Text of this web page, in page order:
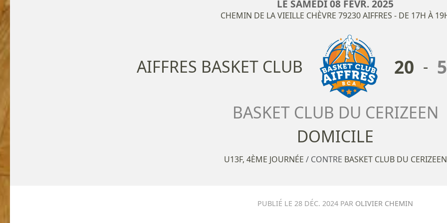
LE SAMEDI08 FÉVR.2025
CHEMIN DE LA VIEILLE CHÈVRE 79230AIFFRES - DE 17H À
AIFFRES BASKET CLUB 20 -
BASKET CLUB DU CERIZEEN
U13F, 4ÈME JOURNÉE / CONTRE BASKET CLUB DU CERIZEEN
PUBLIÉ LE 28 DÉC. 2024 PAR OLIVIER CHEMIN